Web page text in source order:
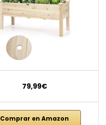
79,99€
Comprar en Amazon